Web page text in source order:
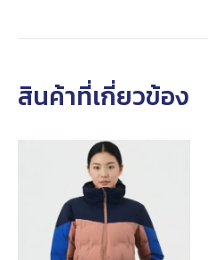
สินค้าที่เกี่ยวข้อง